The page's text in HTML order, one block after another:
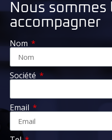
Nous sommes
accompagner
Nom
Société
Email